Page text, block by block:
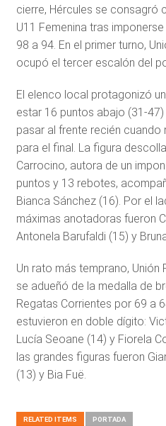
cierre, Hércules se consagró
U11 Femenina tras
98 a 94. En el primer turno,
ocupó el tercer escalón del
El elenco local protagonizó
estar 16 puntos abajo (31-
pasar al frente recién
para el final. La figura
Carrocino, autora de un
puntos y 13 rebotes,
Bianca Sánchez (16). Por el
máximas anotadoras fueron
Antonela Barufaldi (15) y
Un rato más temprano,
se adueñó de la medalla de
Regatas Corrientes por 69 a
estuvieron en doble dígito:
Lucía Seoane (14) y Fiorela
las grandes figuras fueron
(13) y Bia Fuë.
RELATED ITEMS PORTADA